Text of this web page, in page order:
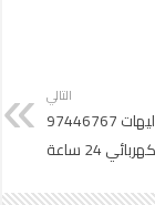
التالي
كهربائي منازل الشاليهات 97446767
24 ساعة